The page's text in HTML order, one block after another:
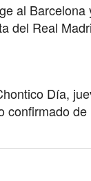
al Barcelona
del Real
Día,
confirmado